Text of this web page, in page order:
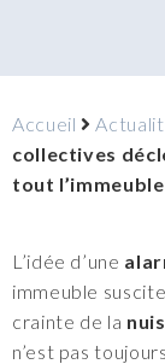
Accueil
collectives
tout l’immeuble
L’idée d’une
immeuble
crainte de la
n’est pas